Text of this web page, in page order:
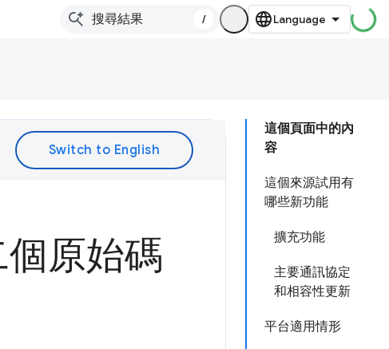
/
這個頁面中的內
容
這個來源試用有
哪些新功能
擴充功能
主要通訊協定
和相容性更新
平台適用情形
原始碼